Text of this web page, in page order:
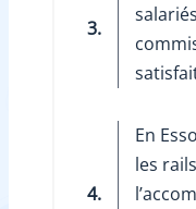
3.
4.
En
les